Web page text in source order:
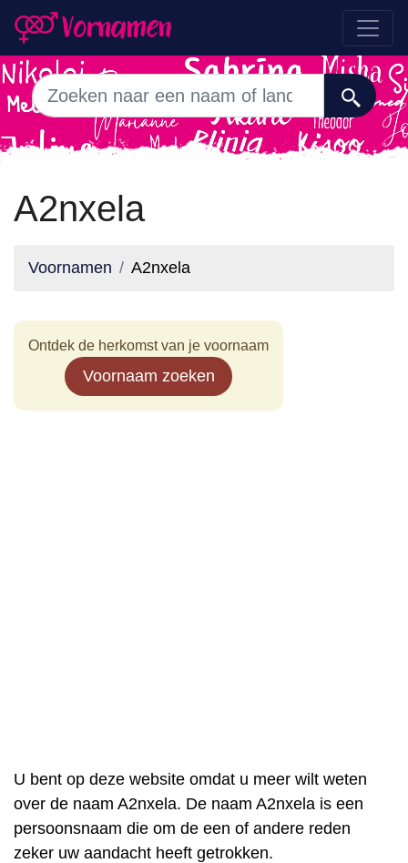
A2nxela
Voornamen A2nxela
Ontdek de herkomst van je voornaam
Voornaam zoeken
U bent op deze website omdat u meer wilt weten
over de naam A2nxela. De naam A2nxela is een
persoonsnaam die om de een of andere reden
zeker uw aandacht heeft getrokken.